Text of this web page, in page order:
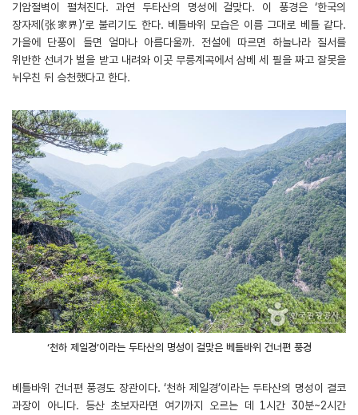
기암절벽이 펼쳐진다. 과연 두타산의 명성에 걸맞다. 이 풍경은 ‘한국의
장자제(张家界)’로 불리기도 한다. 베틀바위 모습은 이름 그대로 베틀 같다.
가을에 단풍이 들면 얼마나 아름다울까. 전설에 따르면 하늘나라 질서를
위반한 선녀가 벌을 받고 내려와 이곳 무릉계곡에서 삼베 세 필을 짜고 잘못을
뉘우친 뒤 승천했다고 한다.
‘천하 제일경’이라는 두타산의 명성이 걸맞은 베틀바위 건너편 풍경
베틀바위 건너편 풍경도 장관이다. ‘천하 제일경’이라는 두타산의 명성이 결코
과장이 아니다. 등산 초보자라면 여기까지 오르는 데 1시간 30분~2시간